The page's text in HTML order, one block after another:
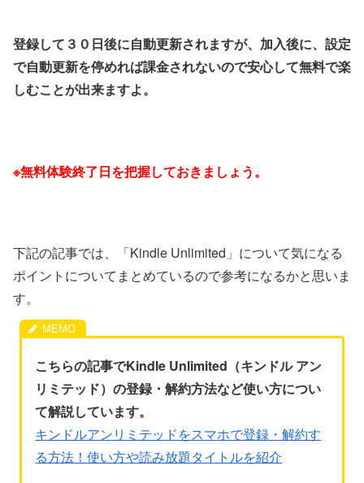
登録して３０日後に自動更新されますが、加入後に、設定
で自動更新を停めれば課金されないので安心して無料で楽
しむことが出来ますよ。
※無料体験終了日を把握しておきましょう。
下記の記事では、「Kindle Unlimited」について気になる
ポイントについてまとめているので参考になるかと思いま
す。
こちらの記事でKindle Unlimited（キンドル アン
リミテッド）の登録・解約方法など使い方につい
て解説しています。
キンドルアンリミテッドをスマホで登録・解約す
る方法！使い方や読み放題タイトルを紹介